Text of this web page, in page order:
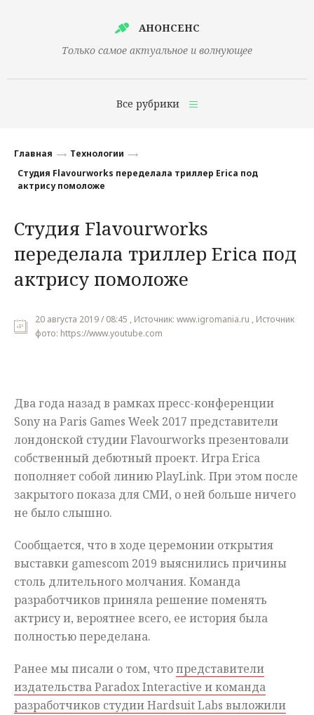
АНОНСЕНС
Только самое актуальное и волнующее
Все рубрики
Финансы
Наука
Культура
Общество
Мнения
Главная
Технологии
Студия Flavourworks переделала триллер Erica под
актрису помоложе
Студия Flavourworks
переделала триллер Erica под
актрису помоложе
20 августа 2019 / 08:45 , Источник: www.igromania.ru , Источник
фото: https://www.youtube.com
Два года назад в рамках пресс-конференции
Sony на Paris Games Week 2017 представители
лондонской студии Flavourworks презентовали
собственный дебютный проект. Игра Erica
пополняет собой линию PlayLink. При этом после
закрытого показа для СМИ, о ней больше ничего
не было слышно.
Сообщается, что в ходе церемонии открытия
выставки gamescom 2019 выяснились причины
столь длительного молчания. Команда
разработчиков приняла решение поменять
актрису и, вероятнее всего, ее история была
полностью переделана.
Ранее мы писали о том, чтопредставители
издательства Paradox Interactive и команда
разработчиков студии Hardsuit Labs выложили